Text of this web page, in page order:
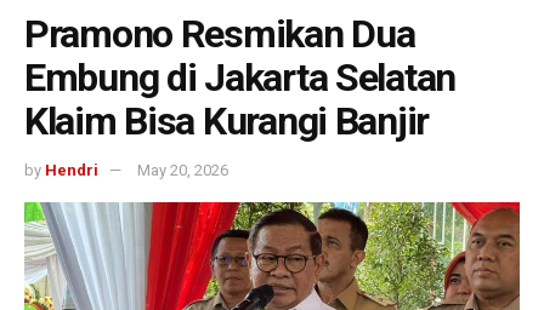
Pramono Resmikan Dua
Embung di Jakarta Selatan
Klaim Bisa Kurangi Banjir
by Hendri May 20, 2026